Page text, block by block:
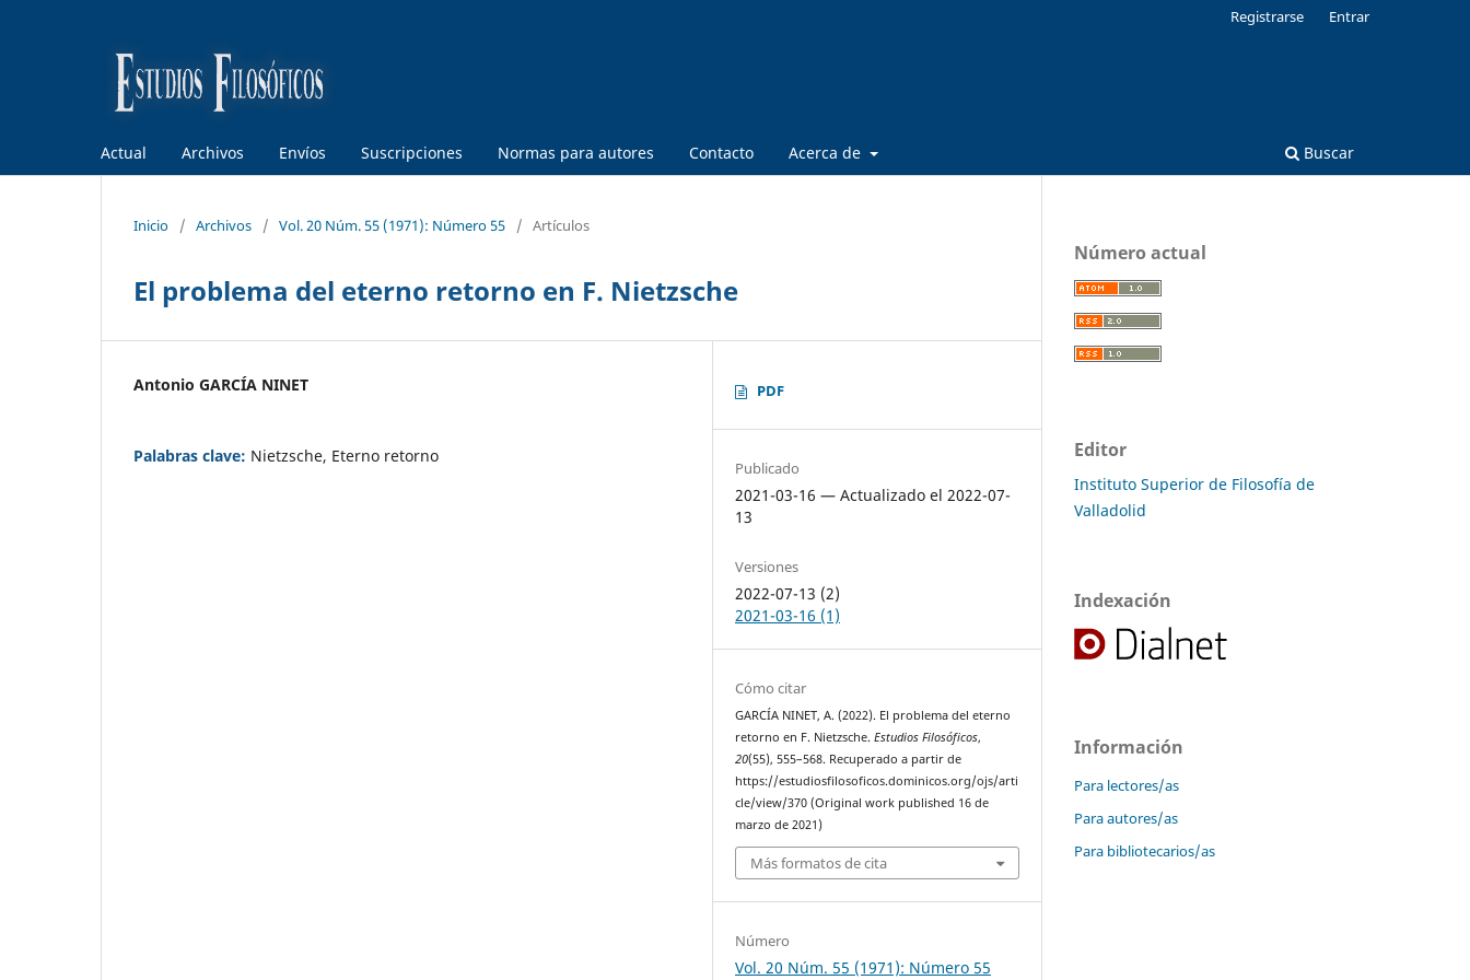
Actual Archivos Envíos Suscripciones Normas para autores Contacto Acerca de Buscar
Registrarse Entrar
Inicio / Archivos / Vol. 20 Núm. 55 (1971): Número 55 / Artículos
El problema del eterno retorno en F. Nietzsche
Antonio GARCÍA NINET
Palabras clave: Nietzsche, Eterno retorno
PDF
Publicado
2021-03-16 — Actualizado el 2022-07-
13
Versiones
2022-07-13 (2)
2021-03-16 (1)
Cómo citar
GARCÍA NINET, A. (2022). El problema del eterno
retorno en F. Nietzsche.Estudios Filosóficos,
20(55), 555–568. Recuperado a partir de
https://estudiosfilosoficos.dominicos.org/ojs/arti
cle/view/370 (Original work published 16 de
marzo de 2021)
Más formatos de cita
Número
Vol. 20 Núm. 55 (1971): Número 55
Número actual
Editor
Instituto Superior de Filosofía de
Valladolid
Indexación
Información
Para lectores/as
Para autores/as
Para bibliotecarios/as